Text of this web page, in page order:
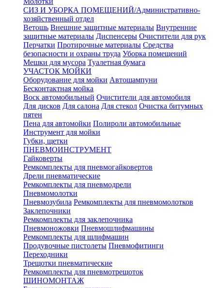
СИЗ И УБОРКА ПОМЕЩЕНИЙ/Административно-
хозяйственный отдел
Ветошь Внешние защитные материалы Внутренние
защитные материалы Диспенсеры Очистители для рук
Перчатки Протирочные материалы Средства
безопасности и охраны труда Уборка помещений
Мешки для мусора Туалетная бумага
УЧАСТОК МОЙКИ
Оборудование для мойки Автошампуни
Бесконтактная мойка
Воск автомобильный Очистители для автомобиля
Для дисков Для салона Для стекол Очистка битумных
пятен
Пена для автомойки Полироли автомобильные
Инструмент для мойки
Губки, щетки
ПНЕВМОИНСТРУМЕНТ
Гайковерты
Ремкомплекты для пневмогайковертов
Дрели пневматические
Ремкомплекты для пневмодрели
Пневмомолотки
Пневмозубила Ремкомплекты для пневмомолотков
Заклепочники
Ремкомплекты для заклепочника
Пневмоножовки Пневмошлифмашины
Ремкомплекты для шлифмашин
Продувочные пистолеты Пневмофитинги
Переходники
Трещотки пневматические
Ремкомплекты для пневмотрещоток
ШИНОМОНТАЖ